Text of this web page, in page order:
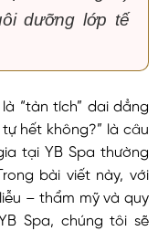
dưỡng lớp tế
“tàn tích” dai dẳng
hết không?” là câu
tại YB Spa thường
bài viết này, với
– thẩm mỹ và quy
Spa, chúng tôi sẽ